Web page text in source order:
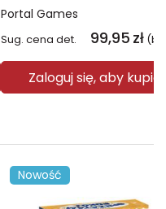
Portal Games
Sug. cena det. 99,95 zł
Zaloguj się, aby kupić
Nowość